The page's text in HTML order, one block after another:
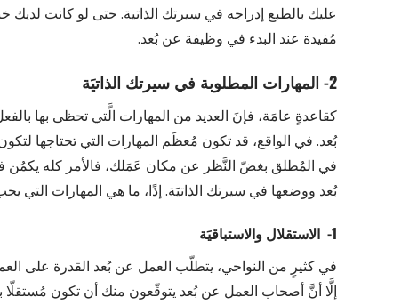
عليك بالطبع إدراجه في سيرتك الذاتية. حتى لو كانت
مُفيدة عند البدء في وظيفة عن بُعد.
2- المهارات المطلوبة في سيرتك الذاتيَة
كقاعدةٍ عامَة، فإنَ العديد من المهارات الَّتي تحظى بها
بُعد. في الواقع، قد تكون مُعظَم المهارات التي تحتاجها
في المُطلق بغضّ النَّظر عن مكان عَمَلك، فالأمر كله يكمُن
بُعد ووضعها في سيرتك الذاتيَة. إذًا، ما هي المهارات التي
1- الاستقلال والاستباقيَة
في كثيرٍ من النواحي، يتطلّب العمل عن بُعد القدرة على
إلَّا أنَّ أصحاب العمل عن بُعد يتوقّعون منك أن تكون مُستقلّا